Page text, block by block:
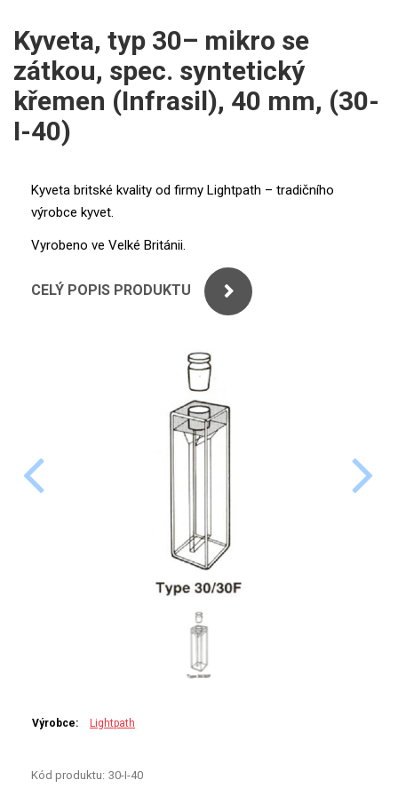
SHIMADZU
THERMO ELECTRON (UNICAM)
STANDARDY
ICP
AGILENT
HORIBA (JOBIN YVONE)
XRF
UV-VIS FLUO
Příprava vzorků
Kyveta, typ 30– mikro se
zátkou, spec. syntetický
křemen (Infrasil), 40 mm, (30-
I-40)
Kyveta britské kvality od firmy Lightpath – tradičního
výrobce kyvet.
Vyrobeno ve Velké Británii.
CELÝ POPIS PRODUKTU
Výrobce: Lightpath
Kód produktu: 30-I-40